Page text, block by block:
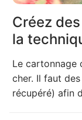
Créez
la
Le cartonnage
cher. Il faut
récupéré) afin